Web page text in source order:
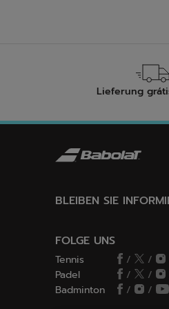
Lieferung
BLEIBEN SIE
FOLGE UNS
Tennis / /
Padel
/ /
Badminton
/ /